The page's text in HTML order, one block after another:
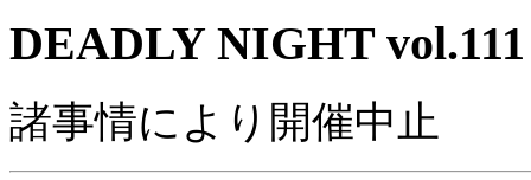
DEADLY NIGHT vol.111
諸事情により開催中止